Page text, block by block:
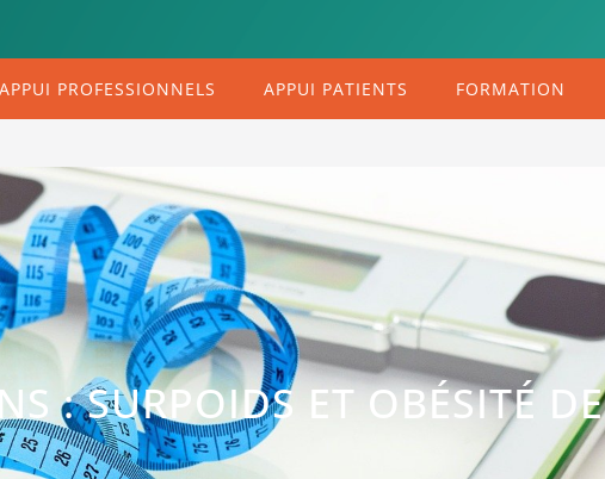
APPUI PROFESSIONNELS APPUI PATIENTS FORMATION
: SURPOIDS ET OBÉSITÉ DE